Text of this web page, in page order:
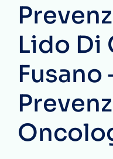
Lido Di
Fusano